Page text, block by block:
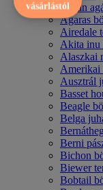
Afgán
Agaras
Airedale
Akita inu
Alaszkai
Amerikai
Ausztrál
Basset
Beagle
Belga
Berni
Bichon
Biewer
Bobtail
vásárlástól